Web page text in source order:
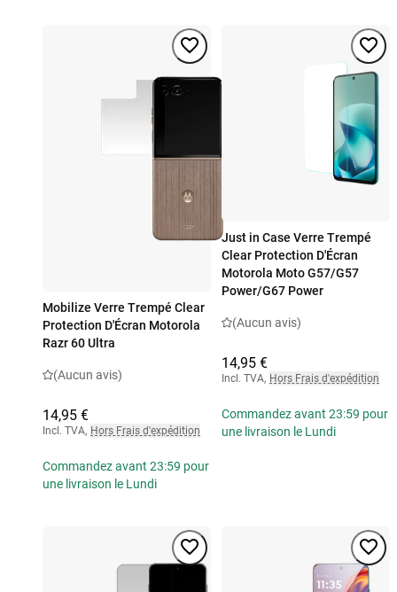
Mobilize Verre Trempé Clear
Protection D'Écran Motorola
Razr 60 Ultra
(Aucun avis)
14,95 €
Incl. TVA, Hors Frais d'expédition
Commandez avant 23:59 pour
une livraison le Lundi
Just in Case Verre Trempé
Clear Protection D'Écran
Motorola Moto G57/G57
Power/G67 Power
(Aucun avis)
14,95 €
Incl. TVA, Hors Frais d'expédition
Commandez avant 23:59 pour
une livraison le Lundi